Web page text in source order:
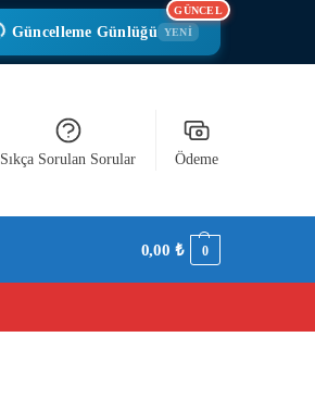
Güncelleme Günlüğü YENİ
GÜNCEL
Sıkça Sorulan Sorular Ödeme
0,00₺ 0